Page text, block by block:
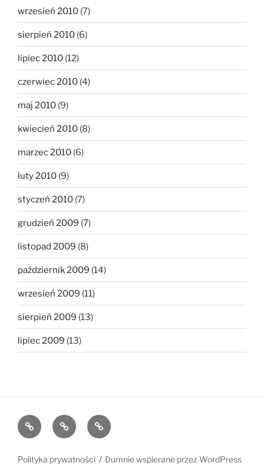
wrzesień 2010 (7)
sierpień 2010 (6)
lipiec 2010 (12)
czerwiec 2010 (4)
maj 2010 (9)
kwiecień 2010 (8)
marzec 2010 (6)
luty 2010 (9)
styczeń 2010 (7)
grudzień 2009 (7)
listopad 2009 (8)
październik 2009 (14)
wrzesień 2009 (11)
sierpień 2009 (13)
lipiec 2009 (13)
The
1MB
The
512KB
The
250kb
Polityka prywatności Dumnie wspierane przez WordPress